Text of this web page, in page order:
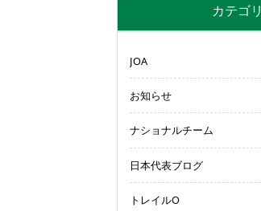
カテゴリ
JOA
お知らせ
ナショナルチーム
日本代表ブログ
トレイルO